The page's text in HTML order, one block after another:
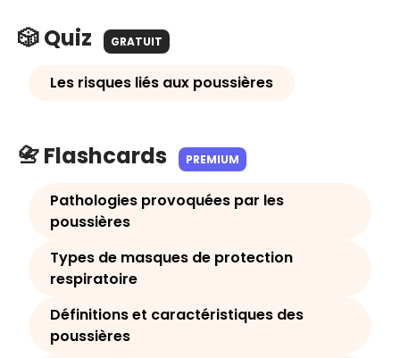
🎲 Quiz GRATUIT
Les risques liés aux poussières
📇 Flashcards PREMIUM
Pathologies provoquées par les
poussières
Types de masques de protection
respiratoire
Définitions et caractéristiques des
poussières